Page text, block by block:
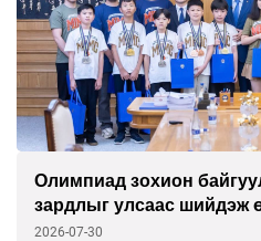
Олимпиад зохион
зардлыг улсаас шийдэж
2026-07-30